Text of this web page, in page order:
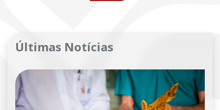
Últimas Notícias